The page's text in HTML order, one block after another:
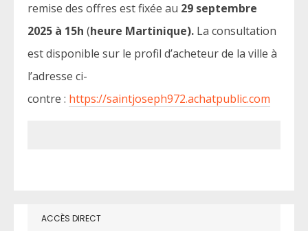
remise des offres est fixée au 29 septembre
2025 à 15h (heure Martinique). La consultation
est disponible sur le profil d’acheteur de la ville à
l’adresse ci-
contre : https://saintjoseph972.achatpublic.com
ACCÈS DIRECT